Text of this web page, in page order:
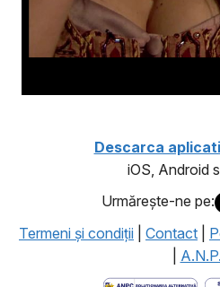
Descarca
iOS, Android
Urmăreşte-ne pe:
Termeni şi condiţii
Contact